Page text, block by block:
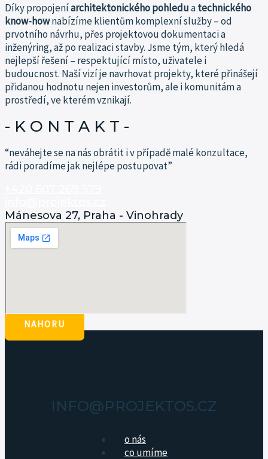
Díky propojeníarchitektonického pohleduatechnického
know-hownabízíme klientům komplexní služby – od
prvotního návrhu, přes projektovou dokumentaci a
inženýring, až po realizaci stavby. Jsme tým, který hledá
nejlepší řešení – respektující místo, uživatele i
budoucnost. Naší vizí je navrhovat projekty, které přinášejí
přidanou hodnotu nejen investorům, ale i komunitám a
prostředí, ve kterém vznikají.
- K O N T A K T -​
“neváhejte se na nás obrátit i v případě malé konzultace,
rádi poradíme jak nejlépe postupovat”
Mánesova 27, Praha - Vinohrady
NAHORU
INFO@PROJEKTOS.CZ
o nás
co umíme